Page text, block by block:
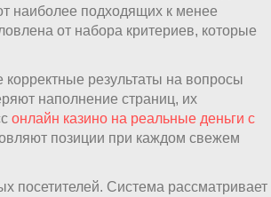
наиболее подходящих к менее
от набора критериев, которые
результаты на вопросы
наполнение страниц, их
онлайн казино на реальные деньги с
позиции при каждом свежем
посетителей. Система рассматривает